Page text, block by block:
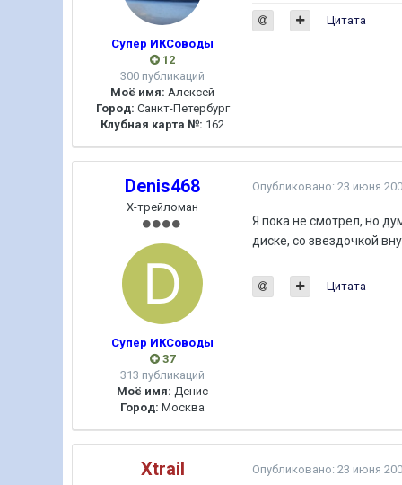
Супер ИКСоводы
12
300 публикаций
Моё имя: Алексей
Город: Санкт-Петербург
Клубная карта №: 162
Цитата
Denis468
Х-трейломан
Супер ИКСоводы
37
313 публикаций
Моё имя: Денис
Город: Москва
Опубликовано: 23 июня
Я пока не смотрел, но
диске, со звездочкой
Цитата
Xtrail Опубликовано: 23 июня